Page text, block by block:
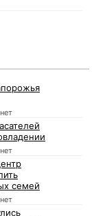
семей